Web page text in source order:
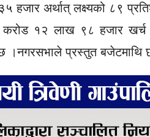
हजार अर्थात् लक्ष्यको ८९
१२ लाख ९८ हजार खर्च
।नगरसभाले प्रस्तुत बजेटमाथि